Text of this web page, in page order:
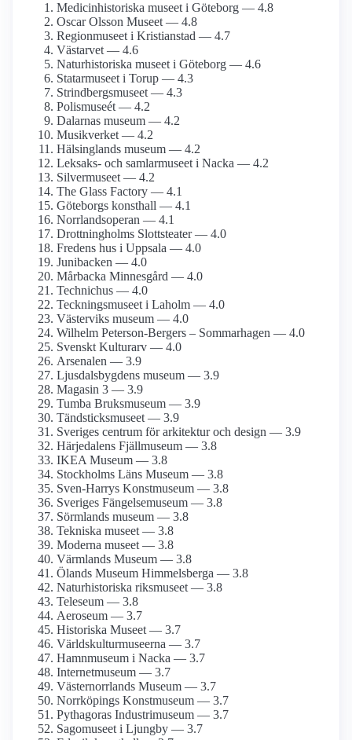
Medicinhistoriska museet i Göteborg — 4.8
Oscar Olsson Museet — 4.8
Regionmuseet i Kristianstad — 4.7
Västarvet — 4.6
Naturhistoriska museet i Göteborg — 4.6
Statarmuseet i Torup — 4.3
Strindbergs­museet — 4.3
Polismuseét — 4.2
Dalarnas museum — 4.2
Musikverket — 4.2
Hälsinglands museum — 4.2
Leksaks- och samlar­museet i Nacka — 4.2
Silvermuseet — 4.2
The Glass Factory — 4.1
Göteborgs konsthall — 4.1
Norrlandsoperan — 4.1
Drottning­holms Slottsteater — 4.0
Fredens hus i Uppsala — 4.0
Junibacken — 4.0
Mårbacka Minnesgård — 4.0
Technichus — 4.0
Teckningsmuseet i Laholm — 4.0
Västerviks museum — 4.0
Wilhelm Peterson-Bergers – Sommarhagen — 4.0
Svenskt Kulturarv — 4.0
Arsenalen — 3.9
Ljusdals­bygdens museum — 3.9
Magasin 3 — 3.9
Tumba Bruksmuseum — 3.9
Tändsticks­museet — 3.9
Sveriges centrum för arkitektur och design — 3.9
Härjedalens Fjällmuseum — 3.8
IKEA Museum — 3.8
Stockholms Läns Museum — 3.8
Sven-Harrys Konstmuseum — 3.8
Sveriges Fängelsemuseum — 3.8
Sörmlands museum — 3.8
Tekniska museet — 3.8
Moderna museet — 3.8
Värmlands Museum — 3.8
Ölands Museum Himmelsberga — 3.8
Naturhistoriska riksmuseet — 3.8
Teleseum — 3.8
Aeroseum — 3.7
Historiska Museet — 3.7
Världskultur­museerna — 3.7
Hamnmuseum i Nacka — 3.7
Internet­museum — 3.7
Västernorrlands Museum — 3.7
Norrköpings Konstmuseum — 3.7
Pythagoras Industrimuseum — 3.7
Sagomuseet i Ljungby — 3.7